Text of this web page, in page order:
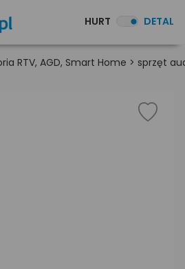
HURT DETAL
RTV, AGD, Smart Home > sprzęt